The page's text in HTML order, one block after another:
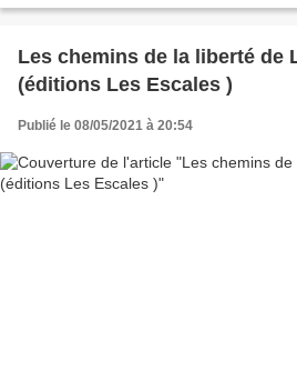
Les chemins de la liberté de
(éditions Les Escales )
Publié le 08/05/2021 à 20:54